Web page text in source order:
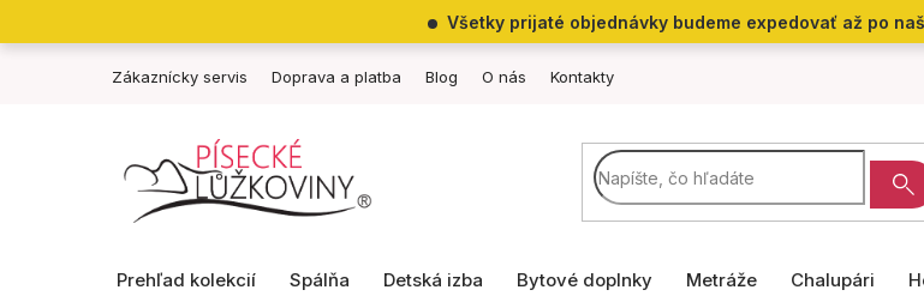
Všetky prijaté objednávky budeme expedovať až po
Zákaznícky servis Doprava a platba Blog O nás Kontakty
Prehľad kolekcií Spálňa Detská izba Bytové doplnky Metráže Chalupári